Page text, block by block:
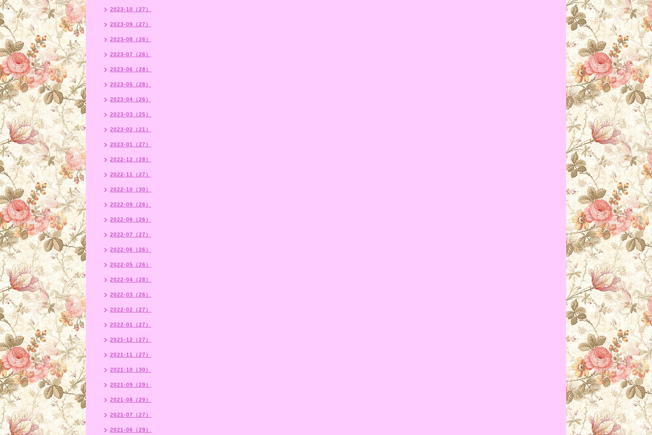
2023-10（27）
2023-09（27）
2023-08（26）
2023-07（26）
2023-06（28）
2023-05（28）
2023-04（26）
2023-03（25）
2023-02（21）
2023-01（27）
2022-12（28）
2022-11（27）
2022-10（30）
2022-09（26）
2022-08（26）
2022-07（27）
2022-06（26）
2022-05（26）
2022-04（28）
2022-03（26）
2022-02（27）
2022-01（27）
2021-12（27）
2021-11（27）
2021-10（30）
2021-09（29）
2021-08（29）
2021-07（27）
2021-06（29）